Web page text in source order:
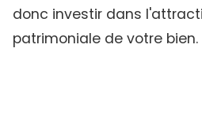
donc investir dans
patrimoniale de votre bien.